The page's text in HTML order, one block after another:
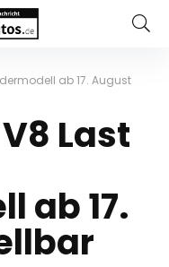
ab 17. August
Last
ab 17.